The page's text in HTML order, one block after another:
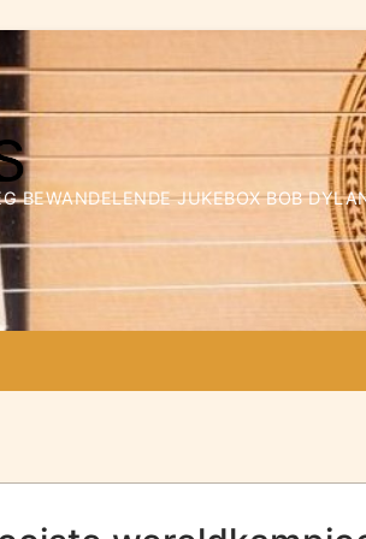
BEWANDELENDE JUKEBOX BOB